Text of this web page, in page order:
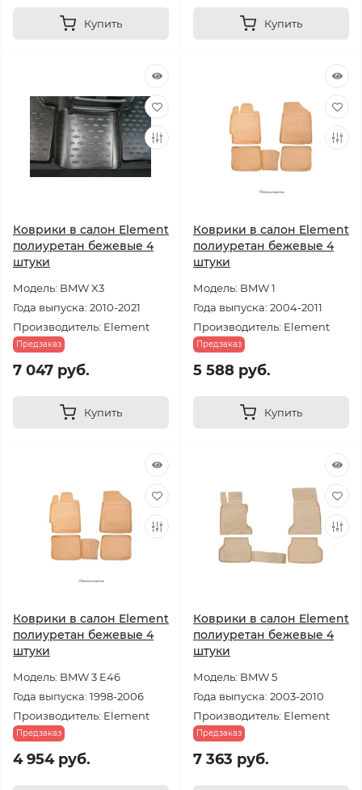
Купить Купить
Коврики в салон Element
полиуретан бежевые 4
штуки
Модель: BMW X3
Года выпуска: 2010-2021
Производитель: Element
Предзаказ
7 047 руб.
Купить
Коврики в салон Element
полиуретан бежевые 4
штуки
Модель: BMW 1
Года выпуска: 2004-2011
Производитель: Element
Предзаказ
5 588 руб.
Купить
Коврики в салон Element
полиуретан бежевые 4
штуки
Модель: BMW 3 E46
Года выпуска: 1998-2006
Производитель: Element
Предзаказ
4 954 руб.
Коврики в салон Element
полиуретан бежевые 4
штуки
Модель: BMW 5
Года выпуска: 2003-2010
Производитель: Element
Предзаказ
7 363 руб.